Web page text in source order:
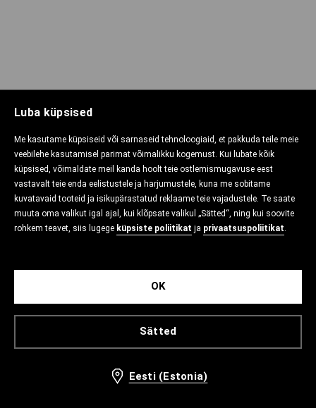
Luba küpsised
Me kasutame küpsiseid või sarnaseid tehnoloogiaid, et pakkuda teile meie
veebilehe kasutamisel parimat võimalikku kogemust. Kui lubate kõik
küpsised, võimaldate meil kanda hoolt teie ostlemismugavuse eest
vastavalt teie enda eelistustele ja harjumustele, kuna me sobitame
kuvatavaid tooteid ja isikupärastatud reklaame teie vajadustele. Te saate
muuta oma valikut igal ajal, kui klõpsate valikul „Sätted“, ning kui soovite
rohkem teavet, siis lugege küpsiste poliitikat ja privaatsuspoliitikat.
Sätted
OK
Eesti (Estonia)